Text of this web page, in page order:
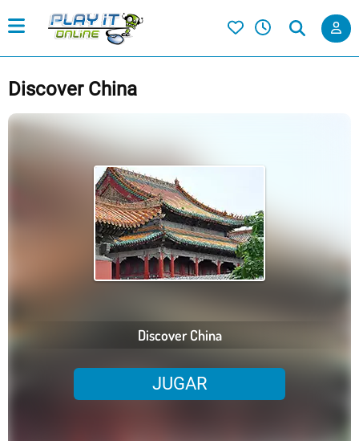
Discover China
Discover China
JUGAR